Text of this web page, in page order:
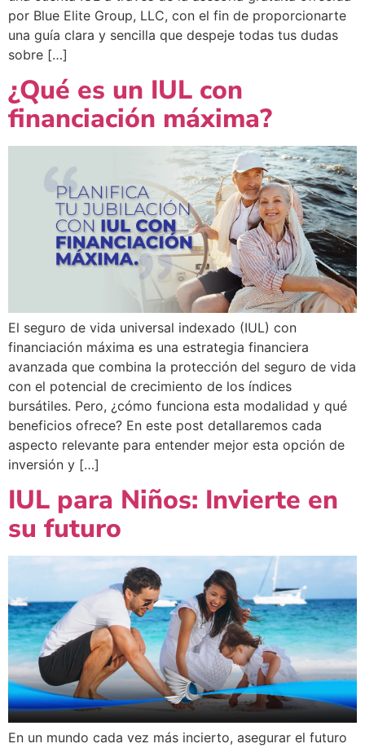
por Blue Elite Group, LLC, con el fin de proporcionarte
una guía clara y sencilla que despeje todas tus dudas
sobre […]
¿Qué es un IUL con
financiación máxima?
El seguro de vida universal indexado (IUL) con
financiación máxima es una estrategia financiera
avanzada que combina la protección del seguro de vida
con el potencial de crecimiento de los índices
bursátiles. Pero, ¿cómo funciona esta modalidad y qué
beneficios ofrece? En este post detallaremos cada
aspecto relevante para entender mejor esta opción de
inversión y […]
IUL para Niños: Invierte en
su futuro
En un mundo cada vez más incierto, asegurar el futuro